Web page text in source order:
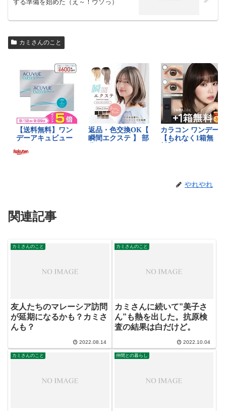
する準備を始めた（え～！ウソっ）
カミさんのこと
やれやれ
関連記事
カミさんのこと
友人たちのマレーシア訪問
が延期になるかも？カミさ
んも？
2022.08.14
カミさんのこと
カミさんに続いて”美子さ
ん”も熱を出した。抗原検
査の結果は白だけど。
2022.10.04
カミさんのこと 仲間との暮らし